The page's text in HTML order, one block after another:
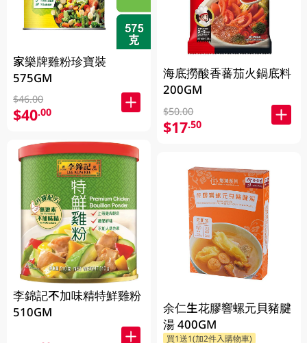
家樂牌雞粉珍寶裝
575GM
$46.00
$40.00
李錦記不加味精特鮮雞粉
510GM
海底撈酸香蕃茄火鍋底料
200GM
$50.00
$17.50
余仁生花膠響螺元貝豬腱
湯 400GM
買1送1(加2件入購物車)